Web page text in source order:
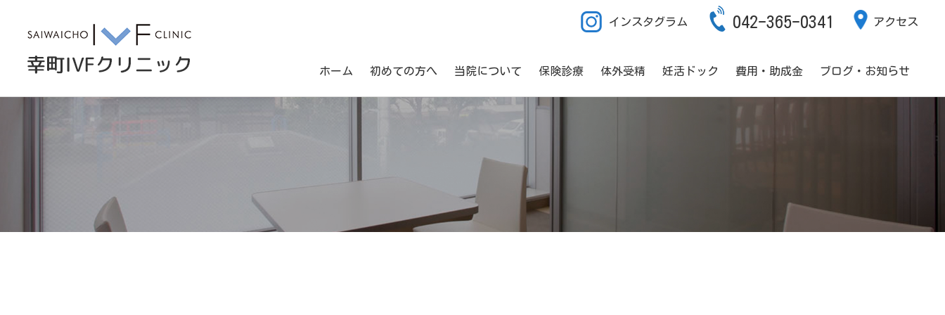
インスタグラム 042-365-0341 アクセス
ホーム 初めての方へ 当院について 保険診療 体外受精 妊活ドック 費用・助成金 ブログ・お知らせ